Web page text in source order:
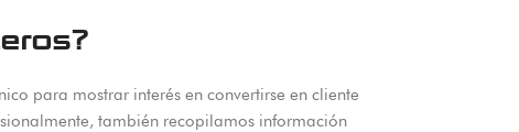
para mostrar interés en convertirse en cliente
también recopilamos información